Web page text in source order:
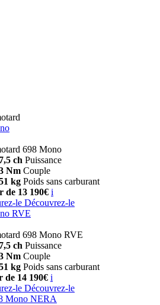
698 Mono
ch Puissance
Nm Couple
kg Poids sans carburant
de 13 190€ i
le Découvrez-le
RVE
698 Mono RVE
ch Puissance
Nm Couple
kg Poids sans carburant
de 14 190€ i
le Découvrez-le
Mono NERA